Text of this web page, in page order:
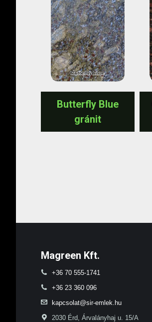
Butterfly Blue
gránit
Magreen Kft.
+36 70 555-1741
+36 23 360 096
kapcsolat@sir-emlek.hu
2030 Érd, Árvalányhaj u. 15/A